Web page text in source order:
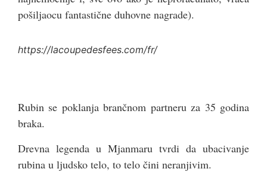
pošiljaocu fantastične duhovne nagrade).
https://lacoupedesfees.com/fr/
Rubin se poklanja brančnom partneru za 35 godina
braka.
Drevna legenda u Mjanmaru tvrdi da ubacivanje
rubina u ljudsko telo, to telo čini neranjivim.